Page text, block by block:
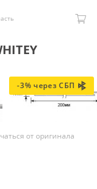
-3% через СБП
от оригинала